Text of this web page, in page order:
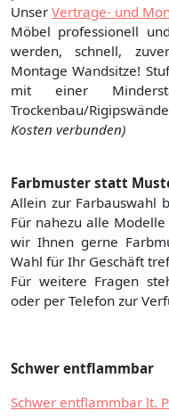
UnserVertrage- und
Möbel professionell
werden, schnell,
Montage Wandsitze!
mit einer
Trockenbau/Rigipswände
Kosten verbunden)
Farbmuster statt
Allein zur Farbauswahl
Für nahezu alle
wir Ihnen gerne
Wahl für Ihr Geschäft
Für weitere Fragen
oder per Telefon zur
Schwer entflammbar
Schwer entflammbar lt.